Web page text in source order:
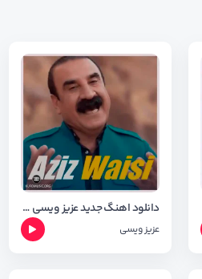
دانلود اهنگ جدید عزیز ویسی به نام کانی ( کردی شاد )
عزیز ویسی